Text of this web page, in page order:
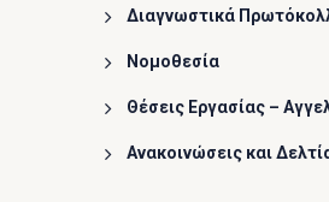
Διαγνωστικά
Νομοθεσία
Θέσεις Εργασίας –
Ανακοινώσεις και